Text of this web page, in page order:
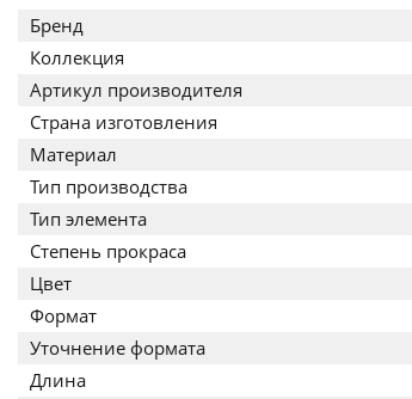
Бренд
Коллекция
Артикул производителя
Страна изготовления
Материал
Тип производства
Тип элемента
Степень прокраса
Цвет
Формат
Уточнение формата
Длина